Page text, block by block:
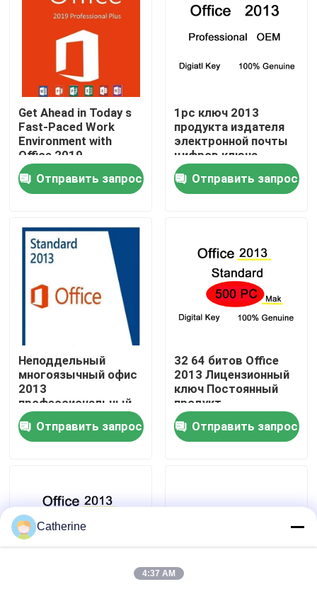
Домой
Видеозаписи
О нас
Контроль качества
Свяжитесь с нами
Office 2024 Key Купить
положительная величина офиса 2021
Get Ahead in Today s
Fast-Paced Work
Environment with
Office 2019
Professional Plus
Отправить запрос
1pc ключ 2013
продукта издателя
электронной почты
цифров ключа
лицензии
Майкрософт Офис
2013
Отправить запрос
Неподдельный
многоязычный офис
2013
профессиональный
плюс ПК ключа 50
продукта
Отправить запрос
32 64 битов Office
2013 Лицензионный
ключ Постоянный
продукт
Отправить запрос
Catherine
4:37 AM